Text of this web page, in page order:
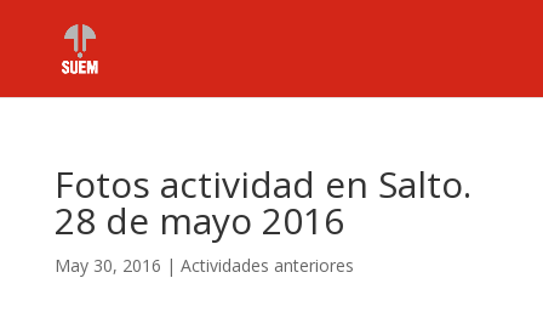
Fotos actividad en Salto.
28 de mayo 2016
May 30, 2016 | Actividades anteriores